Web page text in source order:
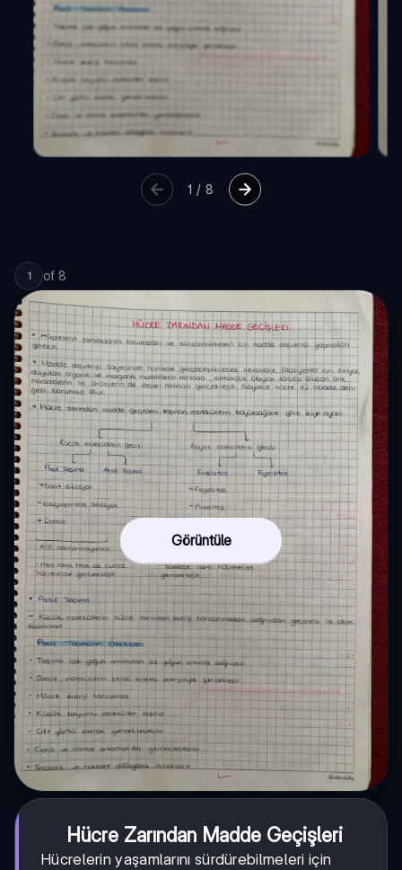
1 / 8
1 of 8
Görüntüle
Hücre Zarından Madde Geçişleri
Hücrelerin yaşamlarını sürdürebilmeleri için